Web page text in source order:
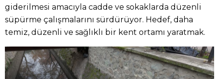
giderilmesi amacıyla cadde ve sokaklarda düzenli
süpürme çalışmalarını sürdürüyor. Hedef, daha
temiz, düzenli ve sağlıklı bir kent ortamı yaratmak.